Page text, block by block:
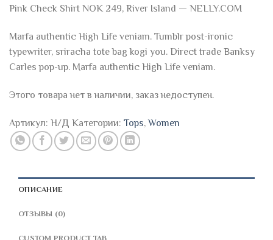
Pink Check Shirt NOK 249, River Island — NELLY.COM
Marfa authentic High Life veniam. Tumblr post-ironic
typewriter, sriracha tote bag kogi you. Direct trade Banksy
Carles pop-up. Marfa authentic High Life veniam.
Этого товара нет в наличии, заказ недоступен.
Артикул: Н/Д Категории: Tops,Women
ОПИСАНИЕ
ОТЗЫВЫ (0)
CUSTOM PRODUCT TAB